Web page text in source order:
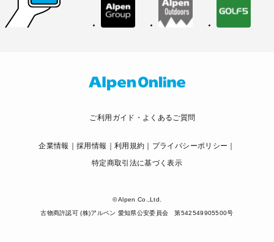
ご利用ガイド・よくあるご質問
企業情報 採用情報 利用規約
プライバシーポリシー
特定商取引法に基づく表示
© Alpen Co.,Ltd.
古物商許認可 (株)アルペン 愛知県公安委員会 第542549905500号